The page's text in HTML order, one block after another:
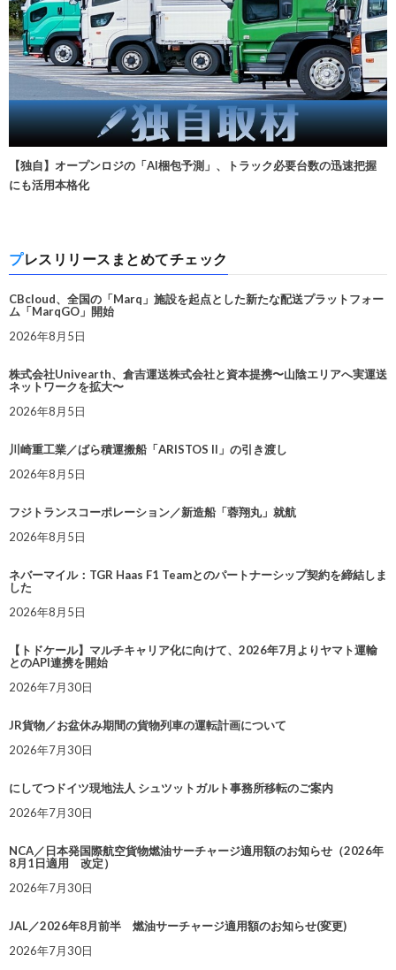
【独自】オープンロジの「AI梱包予測」、トラック必要台数の迅速把握
にも活用本格化
プレスリリースまとめてチェック
CBcloud、全国の「Marq」施設を起点とした新たな配送プラットフォー
ム「MarqGO」開始
2026年8月5日
株式会社Univearth、倉吉運送株式会社と資本提携〜山陰エリアへ実運送
ネットワークを拡大〜
2026年8月5日
川崎重工業／ばら積運搬船「ARISTOS II」の引き渡し
2026年8月5日
フジトランスコーポレーション／新造船「蓉翔丸」就航
2026年8月5日
ネバーマイル：TGR Haas F1 Teamとのパートナーシップ契約を締結しま
した
2026年8月5日
【トドケール】マルチキャリア化に向けて、2026年7月よりヤマト運輸
とのAPI連携を開始
2026年7月30日
JR貨物／お盆休み期間の貨物列車の運転計画について
2026年7月30日
にしてつドイツ現地法人 シュツットガルト事務所移転のご案内
2026年7月30日
NCA／日本発国際航空貨物燃油サーチャージ適用額のお知らせ（2026年
8月1日適用 改定）
2026年7月30日
JAL／2026年8月前半 燃油サーチャージ適用額のお知らせ(変更)
2026年7月30日